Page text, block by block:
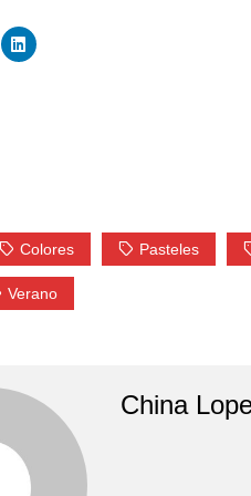
Colores Pasteles
Verano
China